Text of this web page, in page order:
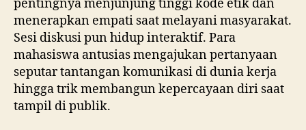
pentingnya menjunjung tinggi kode etik dan
menerapkan empati saat melayani masyarakat.
Sesi diskusi pun hidup interaktif. Para
mahasiswa antusias mengajukan pertanyaan
seputar tantangan komunikasi di dunia kerja
hingga trik membangun kepercayaan diri saat
tampil di publik.